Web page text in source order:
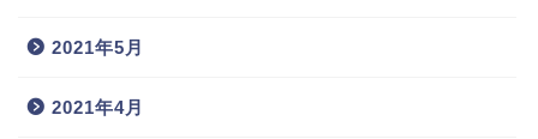
2021年5月
2021年4月